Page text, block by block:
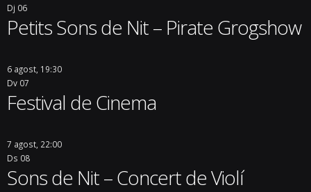
Dj 06
Petits Sons de Nit – Pirate Grogshow
6 agost, 19:30
Dv 07
Festival de Cinema
7 agost, 22:00
Ds 08
Sons de Nit – Concert de Violí